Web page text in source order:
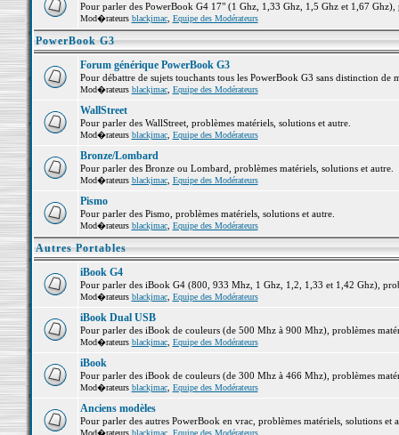
Pour parler des PowerBook G4 17" (1 Ghz, 1,33 Ghz, 1,5 Ghz et 1,67 Ghz),
Mod�rateurs blackjmac, Equipe des Modérateurs
PowerBook G3
Forum générique PowerBook G3
Pour débattre de sujets touchants tous les PowerBook G3 sans distinction de
Mod�rateurs blackjmac, Equipe des Modérateurs
WallStreet
Pour parler des WallStreet, problèmes matériels, solutions et autre.
Mod�rateurs blackjmac, Equipe des Modérateurs
Bronze/Lombard
Pour parler des Bronze ou Lombard, problèmes matériels, solutions et autre.
Mod�rateurs blackjmac, Equipe des Modérateurs
Pismo
Pour parler des Pismo, problèmes matériels, solutions et autre.
Mod�rateurs blackjmac, Equipe des Modérateurs
Autres Portables
iBook G4
Pour parler des iBook G4 (800, 933 Mhz, 1 Ghz, 1,2, 1,33 et 1,42 Ghz),
Mod�rateurs blackjmac, Equipe des Modérateurs
iBook Dual USB
Pour parler des iBook de couleurs (de 500 Mhz à 900 Mhz), problèmes
Mod�rateurs blackjmac, Equipe des Modérateurs
iBook
Pour parler des iBook de couleurs (de 300 Mhz à 466 Mhz), problèmes
Mod�rateurs blackjmac, Equipe des Modérateurs
Anciens modèles
Pour parler des autres PowerBook en vrac, problèmes matériels, solutions et
Mod�rateurs blackjmac, Equipe des Modérateurs